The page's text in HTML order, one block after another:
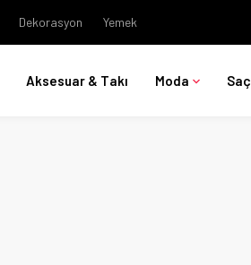
Dekorasyon Yemek
Aksesuar & Takı Moda Saç